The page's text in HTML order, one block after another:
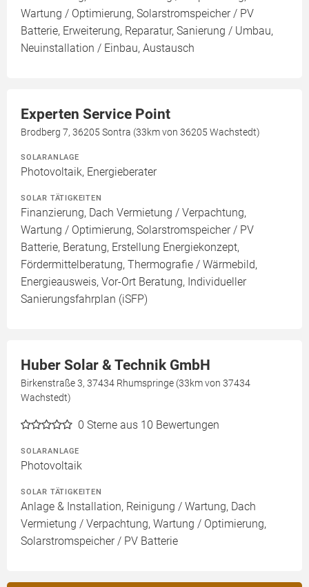
Wartung / Optimierung, Solarstromspeicher / PV
Batterie, Erweiterung, Reparatur, Sanierung / Umbau,
Neuinstallation / Einbau, Austausch
Experten Service Point
Brodberg 7, 36205 Sontra (33km von 36205 Wachstedt)
SOLARANLAGE
Photovoltaik, Energieberater
SOLAR TÄTIGKEITEN
Finanzierung, Dach Vermietung / Verpachtung,
Wartung / Optimierung, Solarstromspeicher / PV
Batterie, Beratung, Erstellung Energiekonzept,
Fördermittelberatung, Thermografie / Wärmebild,
Energieausweis, Vor-Ort Beratung, Individueller
Sanierungsfahrplan (iSFP)
Huber Solar & Technik GmbH
Birkenstraße 3, 37434 Rhumspringe (33km von 37434
Wachstedt)
0 Sterne aus 10 Bewertungen
SOLARANLAGE
Photovoltaik
SOLAR TÄTIGKEITEN
Anlage & Installation, Reinigung / Wartung, Dach
Vermietung / Verpachtung, Wartung / Optimierung,
Solarstromspeicher / PV Batterie